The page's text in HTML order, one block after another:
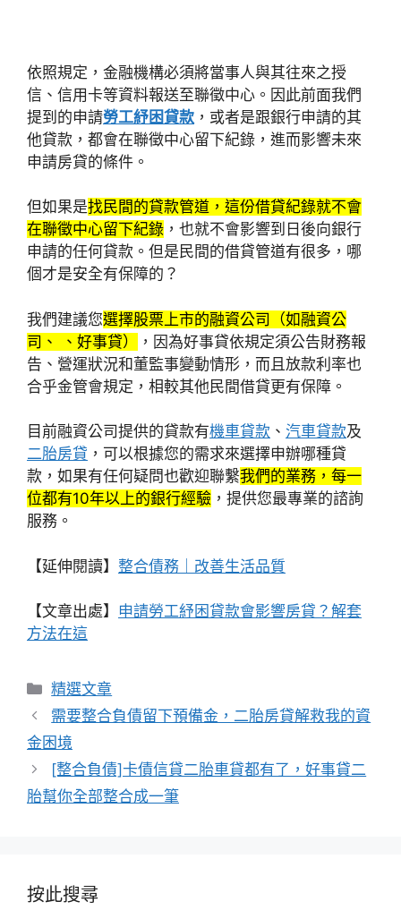
依照規定，金融機構必須將當事人與其往來之授
信、信用卡等資料報送至聯徵中心。因此前面我們
提到的申請勞工紓困貸款 ，或者是跟銀行申請的其
他貸款，都會在聯徵中心留下紀錄，進而影響未來
申請房貸的條件。
但如果是找民間的貸款管道，這份借貸紀錄就不會
在聯徵中心留下紀錄 ，也就不會影響到日後向銀行
申請的任何貸款。但是民間的借貸管道有很多，哪
個才是安全有保障的？
我們建議您選擇股票上市的融資公司（如融資公
司、 、好事貸）
，因為好事貸依規定須公告財務報
告、營運狀況和董監事變動情形，而且放款利率也
合乎金管會規定，相較其他民間借貸更有保障。
目前融資公司提供的貸款有機車貸款 、 汽車貸款及
二胎房貸 ，可以根據您的需求來選擇申辦哪種貸
款，如果有任何疑問也歡迎聯繫我們的業務，每一
位都有10年以上的銀行經驗 ，提供您最專業的諮詢
服務。
【延伸閱讀】 整合債務｜改善生活品質
【文章出處】 申請勞工紓困貸款會影響房貸？解套
方法在這
分
類
精選文章
需要整合負債留下預備金，二胎房貸解救我的資
金困境
[整合負債]卡債信貸二胎車貸都有了，好事貸二
胎幫你全部整合成一筆
按此搜尋